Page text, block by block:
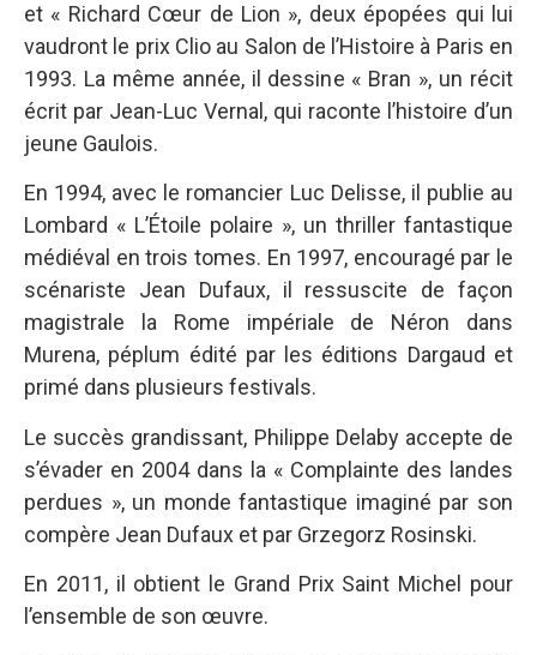
et « Richard Cœur de Lion », deux épopées qui lui
vaudront le prix Clio au Salon de l’Histoire à Paris en
1993. La même année, il dessine « Bran », un récit
écrit par Jean-Luc Vernal, qui raconte l’histoire d’un
jeune Gaulois.
En 1994, avec le romancier Luc Delisse, il publie au
Lombard « L’Étoile polaire », un thriller fantastique
médiéval en trois tomes. En 1997, encouragé par le
scénariste Jean Dufaux, il ressuscite de façon
magistrale la Rome impériale de Néron dans
Murena, péplum édité par les éditions Dargaud et
primé dans plusieurs festivals.
Le succès grandissant, Philippe Delaby accepte de
s’évader en 2004 dans la « Complainte des landes
perdues », un monde fantastique imaginé par son
compère Jean Dufaux et par Grzegorz Rosinski.
En 2011, il obtient le Grand Prix Saint Michel pour
l’ensemble de son œuvre.